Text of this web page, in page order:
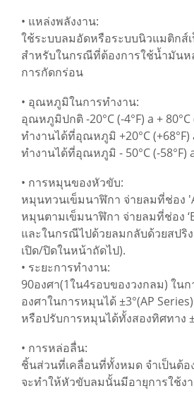
• แหล่งพลังงาน:
ใช้ระบบลมอัดหรือระบบนิวแมติกส์
สำหรับในกรณีที่ต้องการใช้น้ำมัน
การกัดกร่อน
• อุณหภูมิในการทำงาน:
อุณหภูมิปกติ -20°C (-4°F) a + 80°C
ทำงานได้ที่อุณหภูมิ +20°C (+68°F)
ทำงานได้ที่อุณหภูมิ - 50°C (-58°F) a
• การหมุนของหัวขับ:
หมุนทวนเข็มนาฬิกา จ่ายลมที่ช่อง
หมุนตามเข็มนาฬิกา จ่ายลมที่ช่อง
และในกรณีไปด้วยลมกลับด้วยสปริ
เปิด/ปิดในหน้าถัดไป).
• ระยะการทำงาน:
90องศา(1ใน4รอบของวงกลม) ใน
องศาในการหมุนได้ ±3°(AP Series)
หรือปรับการหมุนได้ทั้งสองทิศทาง
• การหล่อลื่น:
ชิ้นส่วนที่เคลื่อนที่ทั้งหมด จำเป็นต้อ
จะทำให้หัวขับลมนั้นมีอายุการใช้ง